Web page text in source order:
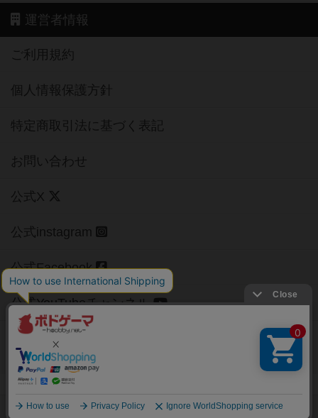
運営者情報
ご利用規約
個人情報保護方針
特定商取引法に基づく表記
お問い合わせ
公式X
公式instagram
公式Facebook
公式YouTubeチャンネル